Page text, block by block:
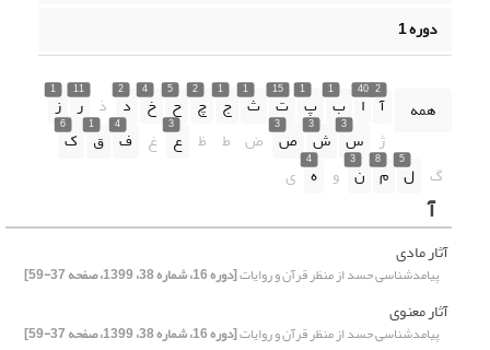
دوره 1
همه
2
آ
40
ا
1
ب
1
پ
15
ت
1
ث
1
ج
2
چ
5
ح
4
خ
2
د ذ
11
ر
1
ز
ژ
3
س
3
ش
3
ص ض ط ظ
3
ع غ
4
ف
1
ق
6
ک
گ
5
ل
8
م
3
ن و
4
ه ی
آ
آثار مادی
پیامدشناسی حسد از منظر قرآن و روایات[دوره 16، شماره 38، 1399، صفحه 37-59]
آثار معنوی
پیامدشناسی حسد از منظر قرآن و روایات[دوره 16، شماره 38، 1399، صفحه 37-59]